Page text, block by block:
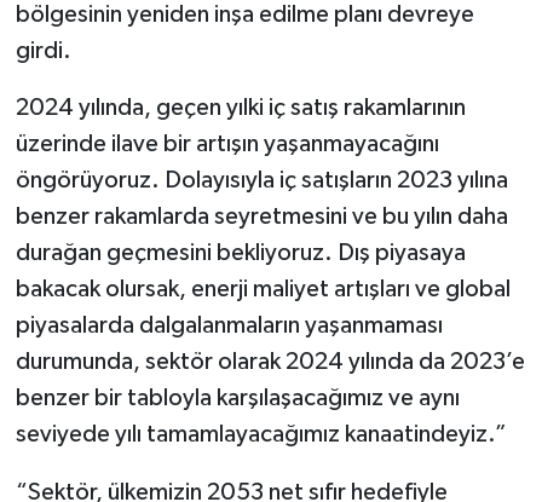
bölgesinin yeniden inşa edilme planı devreye
girdi.
2024 yılında, geçen yılki iç satış rakamlarının
üzerinde ilave bir artışın yaşanmayacağını
öngörüyoruz. Dolayısıyla iç satışların 2023 yılına
benzer rakamlarda seyretmesini ve bu yılın daha
durağan geçmesini bekliyoruz. Dış piyasaya
bakacak olursak, enerji maliyet artışları ve global
piyasalarda dalgalanmaların yaşanmaması
durumunda, sektör olarak 2024 yılında da 2023’e
benzer bir tabloyla karşılaşacağımız ve aynı
seviyede yılı tamamlayacağımız kanaatindeyiz.”
“Sektör, ülkemizin 2053 net sıfır hedefiyle